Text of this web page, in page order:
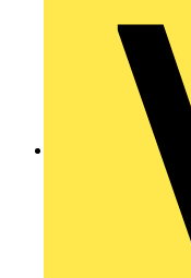
Zurück zu Produkte